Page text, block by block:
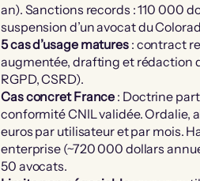
an). Sanctions records : 110 000
suspension d’un avocat du
5 cas d’usage matures: contract
augmentée, drafting et rédaction
RGPD, CSRD).
Cas concret France : Doctrine
conformité CNIL validée. Ordalie,
euros par utilisateur et par mois.
enterprise (~720 000 dollars
50 avocats.